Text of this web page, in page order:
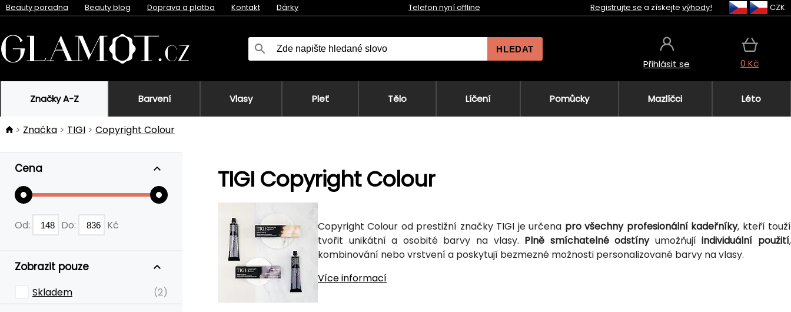
Beauty poradna Beauty blog Doprava a platba Kontakt Dárky Telefon nyní offline Registrujte se a získejte výhody! CZK
HLEDAT
Přihlásit se 0 Kč
Značky A-Z Barvení Vlasy Pleť Tělo Líčení Pomůcky Mazlíčci Léto
Značka TIGI Copyright Colour
Cena
Od: Do: Kč
Zobrazit pouze
Skladem (2)
TIGI Copyright Colour
Copyright Colour od prestižní značky TIGI je určena pro všechny profesionální kadeřníky, kteří touží
tvořit unikátní a osobité barvy na vlasy. Plně smíchatelné odstínyumožňujíindividuální použití,
kombinování nebo vrstvení a poskytují bezmezné možnosti personalizované barvy na vlasy.
Více informací